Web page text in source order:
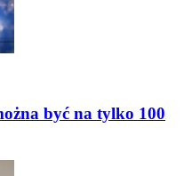
być na tylko 100